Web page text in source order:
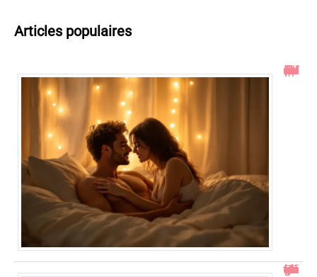
Articles populaires
Toucher le col de l’utérus pendant un rapport : ce qu’il faut savoir
Comment gérer un bébé qui se retourne pendant le change ?